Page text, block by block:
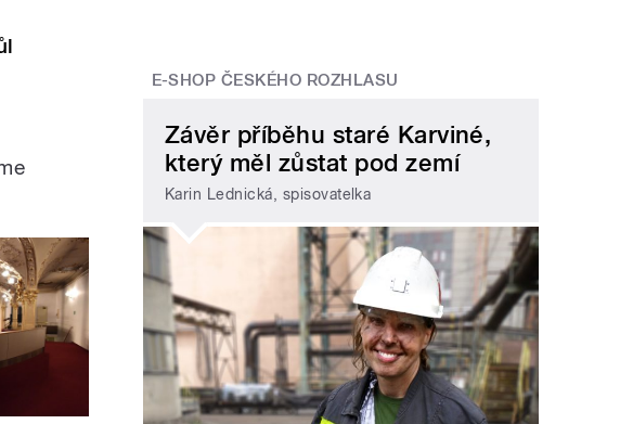
E-SHOP ČESKÉHO ROZHLASU
Závěr příběhu staré Karviné,
který měl zůstat pod zemí
Karin Lednická, spisovatelka